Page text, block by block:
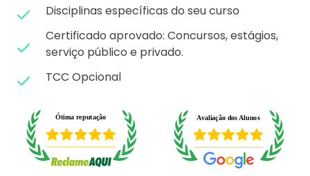
Disciplinas específicas do seu curso
Certificado aprovado: Concursos, estágios,
serviço público e privado.
TCC Opcional